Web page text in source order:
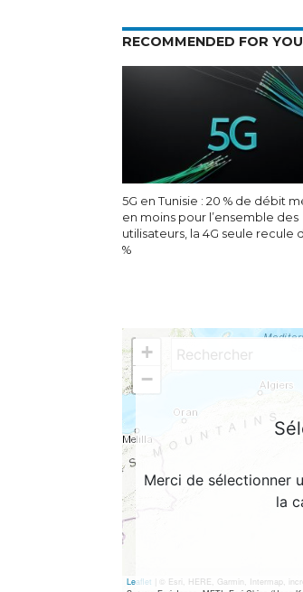
RECOMMENDED FOR YOU
5G en Tunisie : 20 % de débit
en moins pour l’ensemble des
utilisateurs, la 4G seule recule
%